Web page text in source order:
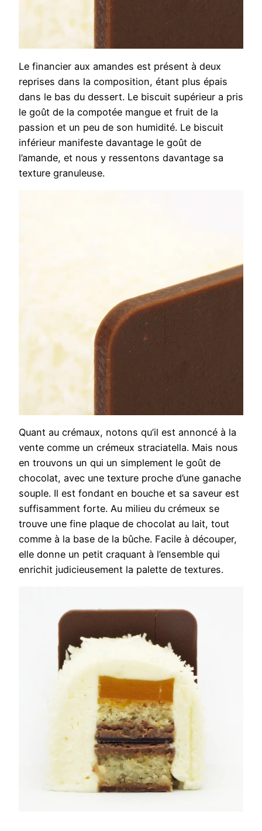
Le financier aux amandes est présent à deux
reprises dans la composition, étant plus épais
dans le bas du dessert. Le biscuit supérieur a pris
le goût de la compotée mangue et fruit de la
passion et un peu de son humidité. Le biscuit
inférieur manifeste davantage le goût de
l’amande, et nous y ressentons davantage sa
texture granuleuse.
Quant au crémaux, notons qu’il est annoncé à la
vente comme un crémeux straciatella. Mais nous
en trouvons un qui un simplement le goût de
chocolat, avec une texture proche d’une ganache
souple. Il est fondant en bouche et sa saveur est
suffisamment forte. Au milieu du crémeux se
trouve une fine plaque de chocolat au lait, tout
comme à la base de la bûche. Facile à découper,
elle donne un petit craquant à l’ensemble qui
enrichit judicieusement la palette de textures.